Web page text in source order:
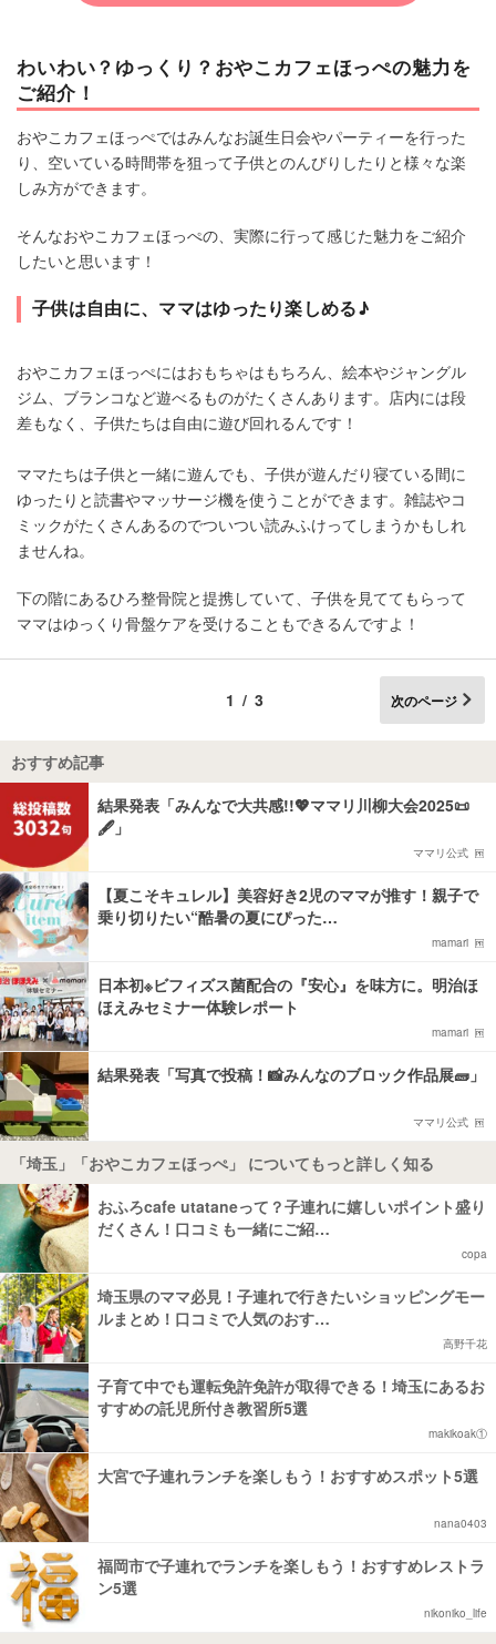
わいわい？ゆっくり？おやこカフェほっぺの魅力を
ご紹介！
おやこカフェほっぺではみんなお誕生日会やパーティーを行った
り、空いている時間帯を狙って子供とのんびりしたりと様々な楽
しみ方ができます。
そんなおやこカフェほっぺの、実際に行って感じた魅力をご紹介
したいと思います！
子供は自由に、ママはゆったり楽しめる♪
おやこカフェほっぺにはおもちゃはもちろん、絵本やジャングル
ジム、ブランコなど遊べるものがたくさんあります。店内には段
差もなく、子供たちは自由に遊び回れるんです！
ママたちは子供と一緒に遊んでも、子供が遊んだり寝ている間に
ゆったりと読書やマッサージ機を使うことができます。雑誌やコ
ミックがたくさんあるのでついつい読みふけってしまうかもしれ
ませんね。
下の階にあるひろ整骨院と提携していて、子供を見ててもらって
ママはゆっくり骨盤ケアを受けることもできるんですよ！
1/3 次のページ
おすすめ記事
結果発表「みんなで大共感!!💖ママリ川柳大会2025📜
🖋️」
ママリ公式
【夏こそキュレル】美容好き2児のママが推す！親子で
乗り切りたい“酷暑の夏にぴった…
mamari
日本初※ビフィズス菌配合の『安心』を味方に。明治ほ
ほえみセミナー体験レポート
mamari
結果発表「写真で投稿！📸みんなのブロック作品展🧱」
ママリ公式
「埼玉」「おやこカフェほっぺ」 についてもっと詳しく知る
おふろcafe utataneって？子連れに嬉しいポイント盛り
だくさん！口コミも一緒にご紹…
copa
埼玉県のママ必見！子連れで行きたいショッピングモー
ルまとめ！口コミで人気のおす…
高野千花
子育て中でも運転免許免許が取得できる！埼玉にあるお
すすめの託児所付き教習所5選
makikoak①
大宮で子連れランチを楽しもう！おすすめスポット5選
nana0403
福岡市で子連れでランチを楽しもう！おすすめレストラ
ン5選
nikoniko_life